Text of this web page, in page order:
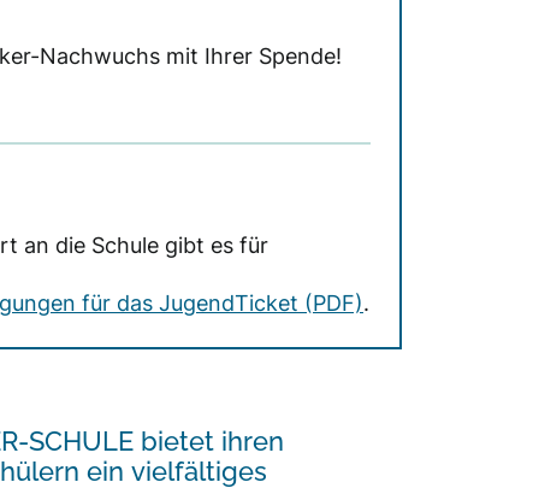
Nachwuchs mit Ihrer Spende!
an die Schule gibt es für
für das JugendTicket (PDF).
SCHULE bietet ihren
ein vielfältiges